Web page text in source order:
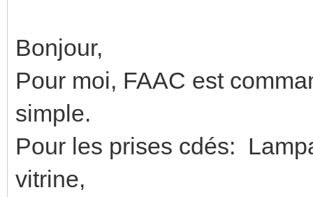
Bonjour,
Pour moi, FAAC est
simple.
Pour les prises cdés:
vitrine,